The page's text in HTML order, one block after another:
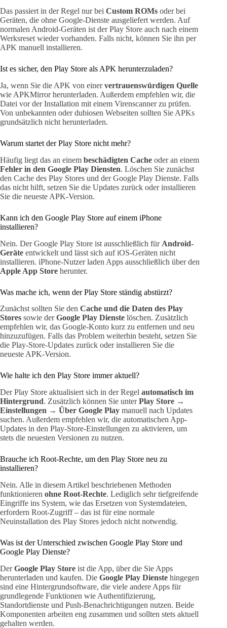
Das passiert in der Regel nur bei Custom ROMs oder bei
Geräten, die ohne Google-Dienste ausgeliefert werden. Auf
normalen Android-Geräten ist der Play Store auch nach einem
Werksreset wieder vorhanden. Falls nicht, können Sie ihn per
APK manuell installieren.
Ist es sicher, den Play Store als APK herunterzuladen?
Ja, wenn Sie die APK von einervertrauenswürdigen Quelle
wie APKMirror herunterladen. Außerdem empfehlen wir, die
Datei vor der Installation mit einem Virenscanner zu prüfen.
Von unbekannten oder dubiosen Webseiten sollten Sie APKs
grundsätzlich nicht herunterladen.
Warum startet der Play Store nicht mehr?
Häufig liegt das an einem beschädigten Cache oder an einem
Fehler in den Google Play Diensten. Löschen Sie zunächst
den Cache des Play Stores und der Google Play Dienste. Falls
das nicht hilft, setzen Sie die Updates zurück oder installieren
Sie die neueste APK-Version.
Kann ich den Google Play Store auf einem iPhone
installieren?
Nein. Der Google Play Store ist ausschließlich für Android-
Geräte entwickelt und lässt sich auf iOS-Geräten nicht
installieren. iPhone-Nutzer laden Apps ausschließlich über den
Apple App Store herunter.
Was mache ich, wenn der Play Store ständig abstürzt?
Zunächst sollten Sie den Cache und die Daten des Play
Stores sowie derGoogle Play Dienste löschen. Zusätzlich
empfehlen wir, das Google-Konto kurz zu entfernen und neu
hinzuzufügen. Falls das Problem weiterhin besteht, setzen Sie
die Play-Store-Updates zurück oder installieren Sie die
neueste APK-Version.
Wie halte ich den Play Store immer aktuell?
Der Play Store aktualisiert sich in der Regel automatisch im
Hintergrund. Zusätzlich können Sie unterPlay Store →
Einstellungen → Über Google Play manuell nach Updates
suchen. Außerdem empfehlen wir, die automatischen App-
Updates in den Play-Store-Einstellungen zu aktivieren, um
stets die neuesten Versionen zu nutzen.
Brauche ich Root-Rechte, um den Play Store neu zu
installieren?
Nein. Alle in diesem Artikel beschriebenen Methoden
funktionieren ohne Root-Rechte. Lediglich sehr tiefgreifende
Eingriffe ins System, wie das Ersetzen von Systemdateien,
erfordern Root-Zugriff – das ist für eine normale
Neuinstallation des Play Stores jedoch nicht notwendig.
Was ist der Unterschied zwischen Google Play Store und
Google Play Dienste?
DerGoogle Play Store ist die App, über die Sie Apps
herunterladen und kaufen. Die Google Play Dienste hingegen
sind eine Hintergrundsoftware, die viele andere Apps für
grundlegende Funktionen wie Authentifizierung,
Standortdienste und Push-Benachrichtigungen nutzen. Beide
Komponenten arbeiten eng zusammen und sollten stets aktuell
gehalten werden.